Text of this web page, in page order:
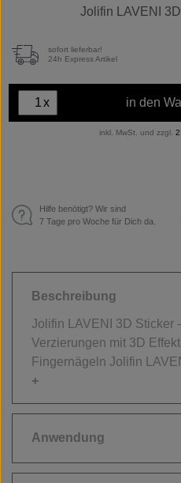
Jolifin LAVENI
sofort lieferbar!
24h Express Artikel
x in den
inkl. MwSt. und zzgl.
Hilfe benötigt? Wir sind
7 Tage pro Woche für Dich da.
Beschreibung
Jolifin LAVENI 3D Sticker
Verzierungen mit 3D
Fingernägeln Jolifin
Anwendung